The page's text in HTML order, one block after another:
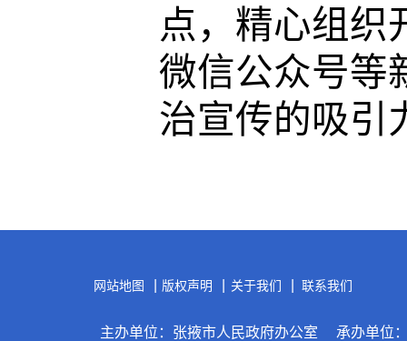
点，精心组织
微信公众号等
治宣传的吸引
网站地图 版权声明 关于我们 联系我们
主办单位：张掖市人民政府办公室 承办单位